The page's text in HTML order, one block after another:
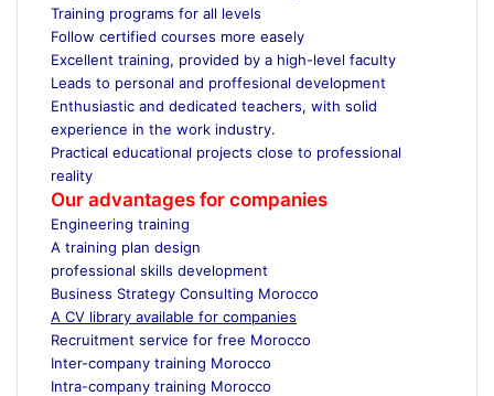
Training programs for all levels
Follow certified courses more easely
Excellent training, provided by a high-level faculty
Leads to personal and proffesional development
Enthusiastic and dedicated teachers, with solid
experience in the work industry.
Practical educational projects close to professional
reality
Our advantages for companies
Engineering training
A training plan design
professional skills development
Business Strategy Consulting Morocco
A CV library available for companies
Recruitment service for free Morocco
Inter-company training Morocco
Intra-company training Morocco